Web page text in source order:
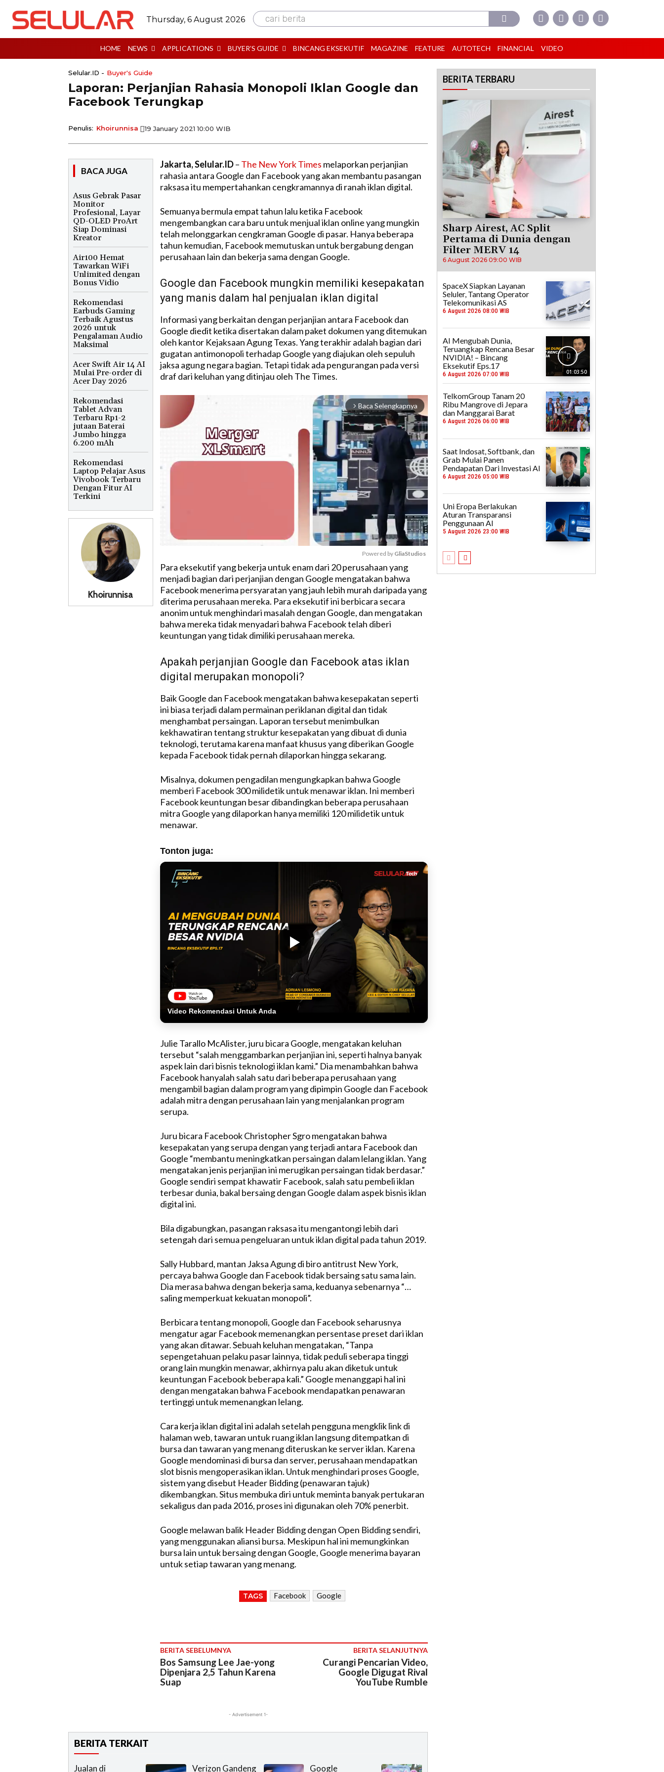
Thursday, 6 August 2026 cari berita
HOME NEWS APPLICATIONS BUYER’S GUIDE BINCANG EKSEKUTIF MAGAZINE FEATURE AUTOTECH FINANCIAL VIDEO
Selular.ID - Buyer's Guide
Laporan: Perjanjian Rahasia Monopoli Iklan Google dan
Facebook Terungkap
Penulis: Khoirunnisa 19 January 2021 10:00 WIB
BACA JUGA
Asus Gebrak Pasar
Monitor
Profesional, Layar
QD-OLED ProArt
Siap Dominasi
Kreator
Air100 Hemat
Tawarkan WiFi
Unlimited dengan
Bonus Vidio
Rekomendasi
Earbuds Gaming
Terbaik Agustus
2026 untuk
Pengalaman Audio
Maksimal
Acer Swift Air 14 AI
Mulai Pre-order di
Acer Day 2026
Rekomendasi
Tablet Advan
Terbaru Rp1-2
jutaan Baterai
Jumbo hingga
6.200 mAh
Rekomendasi
Laptop Pelajar Asus
Vivobook Terbaru
Dengan Fitur AI
Terkini
Khoirunnisa
Jakarta, Selular.ID– The New York Times melaporkan perjanjian
rahasia antara Google dan Facebook yang akan membantu pasangan
raksasa itu mempertahankan cengkramannya di ranah iklan digital.
Semuanya bermula empat tahun lalu ketika Facebook
mengembangkan cara baru untuk menjual iklan online yang mungkin
telah melonggarkan cengkraman Google di pasar. Hanya beberapa
tahun kemudian, Facebook memutuskan untuk bergabung dengan
perusahaan lain dan bekerja sama dengan Google.
Google dan Facebook mungkin memiliki kesepakatan
yang manis dalam hal penjualan iklan digital
Informasi yang berkaitan dengan perjanjian antara Facebook dan
Google diedit ketika disertakan dalam paket dokumen yang ditemukan
oleh kantor Kejaksaan Agung Texas. Yang terakhir adalah bagian dari
gugatan antimonopoli terhadap Google yang diajukan oleh sepuluh
jaksa agung negara bagian. Tetapi tidak ada pengurangan pada versi
draf dari keluhan yang ditinjau oleh The Times.
arrow_forward_ios Baca Selengkapnya
M
u
e
Powered by GliaStudios
Para eksekutif yang bekerja untuk enam dari 20 perusahaan yang
menjadi bagian dari perjanjian dengan Google mengatakan bahwa
Facebook menerima persyaratan yang jauh lebih murah daripada yang
diterima perusahaan mereka. Para eksekutif ini berbicara secara
anonim untuk menghindari masalah dengan Google, dan mengatakan
bahwa mereka tidak menyadari bahwa Facebook telah diberi
keuntungan yang tidak dimiliki perusahaan mereka.
Apakah perjanjian Google dan Facebook atas iklan
digital merupakan monopoli?
Baik Google dan Facebook mengatakan bahwa kesepakatan seperti
ini biasa terjadi dalam permainan periklanan digital dan tidak
menghambat persaingan. Laporan tersebut menimbulkan
kekhawatiran tentang struktur kesepakatan yang dibuat di dunia
teknologi, terutama karena manfaat khusus yang diberikan Google
kepada Facebook tidak pernah dilaporkan hingga sekarang.
Misalnya, dokumen pengadilan mengungkapkan bahwa Google
memberi Facebook 300 milidetik untuk menawar iklan. Ini memberi
Facebook keuntungan besar dibandingkan beberapa perusahaan
mitra Google yang dilaporkan hanya memiliki 120 milidetik untuk
menawar.
Tonton juga:
Video Rekomendasi Untuk Anda
Julie Tarallo McAlister, juru bicara Google, mengatakan keluhan
tersebut “salah menggambarkan perjanjian ini, seperti halnya banyak
aspek lain dari bisnis teknologi iklan kami.” Dia menambahkan bahwa
Facebook hanyalah salah satu dari beberapa perusahaan yang
mengambil bagian dalam program yang dipimpin Google dan Facebook
adalah mitra dengan perusahaan lain yang menjalankan program
serupa.
Juru bicara Facebook Christopher Sgro mengatakan bahwa
kesepakatan yang serupa dengan yang terjadi antara Facebook dan
Google “membantu meningkatkan persaingan dalam lelang iklan. Yang
mengatakan jenis perjanjian ini merugikan persaingan tidak berdasar.”
Google sendiri sempat khawatir Facebook, salah satu pembeli iklan
terbesar dunia, bakal bersaing dengan Google dalam aspek bisnis iklan
digital ini.
Bila digabungkan, pasangan raksasa itu mengantongi lebih dari
setengah dari semua pengeluaran untuk iklan digital pada tahun 2019.
Sally Hubbard, mantan Jaksa Agung di biro antitrust New York,
percaya bahwa Google dan Facebook tidak bersaing satu sama lain.
Dia merasa bahwa dengan bekerja sama, keduanya sebenarnya “…
saling memperkuat kekuatan monopoli”.
Berbicara tentang monopoli, Google dan Facebook seharusnya
mengatur agar Facebook memenangkan persentase preset dari iklan
yang akan ditawar. Sebuah keluhan mengatakan, “Tanpa
sepengetahuan pelaku pasar lainnya, tidak peduli seberapa tinggi
orang lain mungkin menawar, akhirnya palu akan diketuk untuk
keuntungan Facebook beberapa kali.” Google menanggapi hal ini
dengan mengatakan bahwa Facebook mendapatkan penawaran
tertinggi untuk memenangkan lelang.
Cara kerja iklan digital ini adalah setelah pengguna mengklik link di
halaman web, tawaran untuk ruang iklan langsung ditempatkan di
bursa dan tawaran yang menang diteruskan ke server iklan. Karena
Google mendominasi di bursa dan server, perusahaan mendapatkan
slot bisnis mengoperasikan iklan. Untuk menghindari proses Google,
sistem yang disebut Header Bidding (penawaran tajuk)
dikembangkan. Situs membuka diri untuk meminta banyak pertukaran
sekaligus dan pada 2016, proses ini digunakan oleh 70% penerbit.
Google melawan balik Header Bidding dengan Open Bidding sendiri,
yang menggunakan aliansi bursa. Meskipun hal ini memungkinkan
bursa lain untuk bersaing dengan Google, Google menerima bayaran
untuk setiap tawaran yang menang.
TAGS Facebook Google
BERITA SEBELUMNYA
Bos Samsung Lee Jae-yong
Dipenjara 2,5 Tahun Karena
Suap
BERITA SELANJUTNYA
Curangi Pencarian Video,
Google Digugat Rival
YouTube Rumble
- Advertisement 1-
BERITA TERKAIT
Jualan di Verizon Gandeng Google
BERITA TERBARU
Sharp Airest, AC Split
Pertama di Dunia dengan
Filter MERV 14
6 August 2026 09:00 WIB
SpaceX Siapkan Layanan
Seluler, Tantang Operator
Telekomunikasi AS
6 August 2026 08:00 WIB
01:03:50
AI Mengubah Dunia,
Teruangkap Rencana Besar
NVIDIA! – Bincang
Eksekutif Eps.17
6 August 2026 07:00 WIB
TelkomGroup Tanam 20
Ribu Mangrove di Jepara
dan Manggarai Barat
6 August 2026 06:00 WIB
Saat Indosat, Softbank, dan
Grab Mulai Panen
Pendapatan Dari Investasi AI
6 August 2026 05:00 WIB
Uni Eropa Berlakukan
Aturan Transparansi
Penggunaan AI
5 August 2026 23:00 WIB